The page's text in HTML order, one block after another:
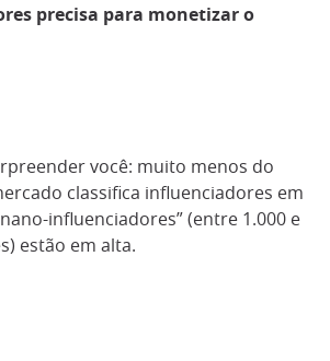
precisa para monetizar o
você: muito menos do
classifica influenciadores em
influenciadores” (entre 1.000 e
estão em alta.